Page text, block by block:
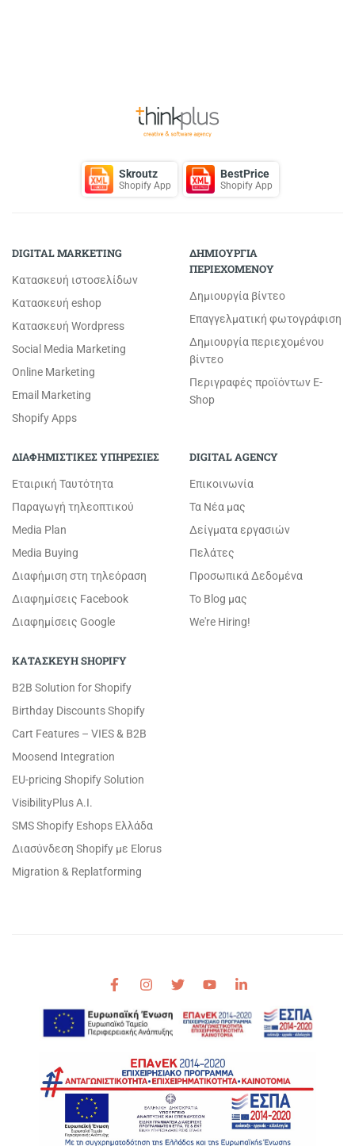
Skroutz
Shopify App
BestPrice
Shopify App
DIGITAL MARKETING
Κατασκευή ιστοσελίδων
Κατασκευή eshop
Κατασκευή Wordpress
Social Media Marketing
Online Marketing
Email Marketing
Shopify Apps
ΔΗΜΙΟΥΡΓΙΑ
ΠΕΡΙΕΧΟΜΕΝΟΥ
Δημιουργία βίντεο
Επαγγελματική φωτογράφιση
Δημιουργία περιεχομένου
βίντεο
Περιγραφές προϊόντων E-
Shop
ΔΙΑΦΗΜΙΣΤΙΚΕΣ ΥΠΗΡΕΣΙΕΣ
Εταιρική Ταυτότητα
Παραγωγή τηλεοπτικού
Media Plan
Media Buying
Διαφήμιση στη τηλεόραση
Διαφημίσεις Facebook
Διαφημίσεις Google
DIGITAL AGENCY
Επικοινωνία
Τα Νέα μας
Δείγματα εργασιών
Πελάτες
Προσωπικά Δεδομένα
Το Blog μας
We're Hiring!
ΚΑΤΑΣΚΕΥΗ SHOPIFY
B2B Solution for Shopify
Birthday Discounts Shopify
Cart Features – VIES & B2B
Moosend Integration
EU-pricing Shopify Solution
VisibilityPlus A.I.
SMS Shopify Eshops Ελλάδα
Διασύνδεση Shopify με Elorus
Migration & Replatforming